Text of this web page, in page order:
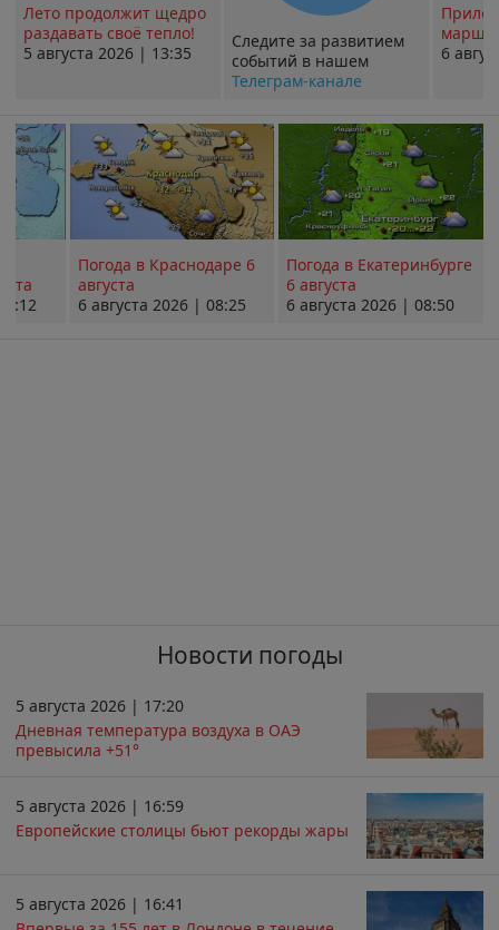
Лето продолжит щедро
раздавать своё тепло!
5 августа 2026 | 13:35
Следите за развитием
событий в нашем
Телеграм-канале
6
Погода в Краснодаре 6
августа
6 августа 2026 | 08:25
Погода в Екатеринбурге
6 августа
6 августа 2026 | 08:50
Новости погоды
5 августа 2026 | 17:20
Дневная температура воздуха в ОАЭ
превысила +51°
5 августа 2026 | 16:59
Европейские столицы бьют рекорды жары
5 августа 2026 | 16:41